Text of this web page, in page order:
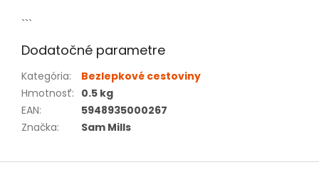
```
Dodatočné parametre
Kategória:
Bezlepkové cestoviny
Hmotnosť: 0.5 kg
EAN:
5948935000267
Značka: Sam Mills
Z